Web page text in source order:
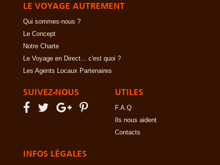
LE VOYAGE AUTREMENT
Qui sommes-nous ?
Le Concept
Notre Charte
Le Voyage en Direct... c'est quoi ?
Les Agents Locaux Partenaires
SUIVEZ-NOUS UTILES
F.A.Q
Ils nous aident
Contacts
INFOS LÉGALES